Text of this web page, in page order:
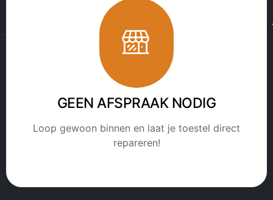
GEEN AFSPRAAK NODIG
Loop gewoon binnen en laat je toestel direct
repareren!